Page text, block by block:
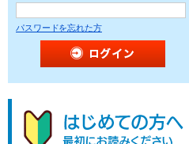
パスワードを忘れた方